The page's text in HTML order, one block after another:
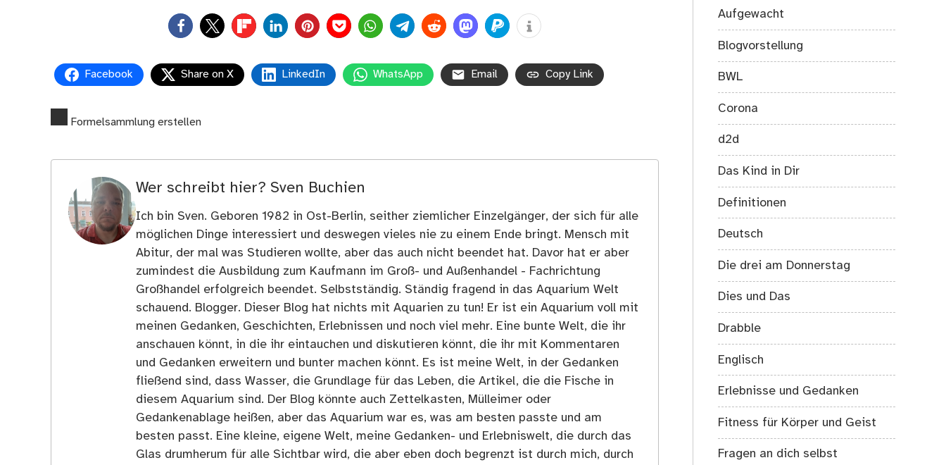
0
Facebook Share on X LinkedIn WhatsApp Email Copy Link
Formelsammlung erstellen
Wer schreibt hier? Sven Buchien
Ich bin Sven. Geboren 1982 in Ost-Berlin, seither ziemlicher Einzelgänger, der sich für alle
möglichen Dinge interessiert und deswegen vieles nie zu einem Ende bringt. Mensch mit
Abitur, der mal was Studieren wollte, aber das auch nicht beendet hat. Davor hat er aber
zumindest die Ausbildung zum Kaufmann im Groß- und Außenhandel - Fachrichtung
Großhandel erfolgreich beendet. Selbstständig. Ständig fragend in das Aquarium Welt
schauend. Blogger. Dieser Blog hat nichts mit Aquarien zu tun! Er ist ein Aquarium voll mit
meinen Gedanken, Geschichten, Erlebnissen und noch viel mehr. Eine bunte Welt, die ihr
anschauen könnt, in die ihr eintauchen und diskutieren könnt, die ihr mit Kommentaren
und Gedanken erweitern und bunter machen könnt. Es ist meine Welt, in der Gedanken
fließend sind, dass Wasser, die Grundlage für das Leben, die Artikel, die die Fische in
diesem Aquarium sind. Der Blog könnte auch Zettelkasten, Mülleimer oder
Gedankenablage heißen, aber das Aquarium war es, was am besten passte und am
besten passt. Eine kleine, eigene Welt, meine Gedanken- und Erlebniswelt, die durch das
Glas drumherum für alle Sichtbar wird, die aber eben doch begrenzt ist durch mich, durch
Aufgewacht
Blogvorstellung
BWL
Corona
d2d
Das Kind in Dir
Definitionen
Deutsch
Die drei am Donnerstag
Dies und Das
Drabble
Englisch
Erlebnisse und Gedanken
Fitness für Körper und Geist
Fragen an dich selbst